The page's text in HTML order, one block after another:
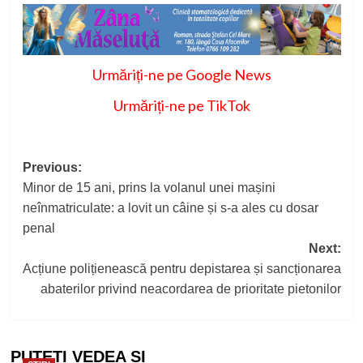
Urmăriți-ne pe Google News
Urmăriți-ne pe TikTok
Post
navigation
Previous:
Minor de 15 ani, prins la volanul unei mașini
neînmatriculate: a lovit un câine și s-a ales cu dosar
penal
Next:
Acțiune polițienească pentru depistarea și sancționarea
abaterilor privind neacordarea de prioritate pietonilor
PUTEȚI VEDEA ȘI